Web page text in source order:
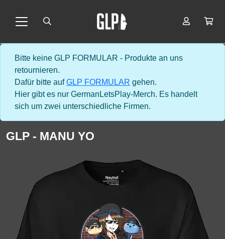
Bitte keine GLP FORMULAR - Produkte an uns
retournieren.
Dafür bitte aufGLP FORMULAR gehen.
Hier gibt es nur GermanLetsPlay-Merch. Es handelt
sich um zwei unterschiedliche Firmen.
GLP - MANU YO